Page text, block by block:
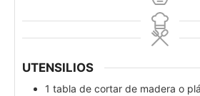
UTENSILIOS
1 tabla de cortar de madera o